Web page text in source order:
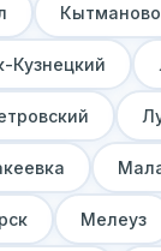
Кытманово
Кузнецкий
Мелеуз